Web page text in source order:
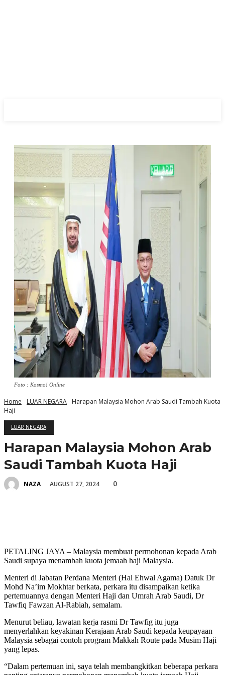
Foto : Kosmo! Online
Home LUAR NEGARA
Harapan Malaysia Mohon Arab Saudi Tambah Kuota
Haji
LUAR NEGARA
Harapan Malaysia Mohon Arab
Saudi Tambah Kuota Haji
NAZA AUGUST 27, 2024 0
PETALING JAYA – Malaysia membuat permohonan kepada Arab
Saudi supaya menambah kuota jemaah haji Malaysia.
Menteri di Jabatan Perdana Menteri (Hal Ehwal Agama) Datuk Dr
Mohd Na’im Mokhtar berkata, perkara itu disampaikan ketika
pertemuannya dengan Menteri Haji dan Umrah Arab Saudi, Dr
Tawfiq Fawzan Al-Rabiah, semalam.
Menurut beliau, lawatan kerja rasmi Dr Tawfig itu juga
menyerlahkan keyakinan Kerajaan Arab Saudi kepada keupayaan
Malaysia sebagai contoh program Makkah Route pada Musim Haji
yang lepas.
“Dalam pertemuan ini, saya telah membangkitkan beberapa perkara